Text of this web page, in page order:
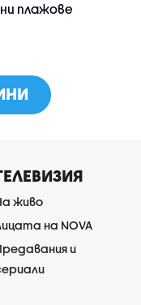
плажове
живо
на NOVA
и